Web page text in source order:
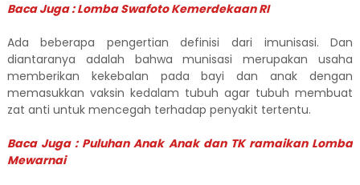
Baca Juga : Lomba Swafoto Kemerdekaan RI
Ada beberapa pengertian definisi dari imunisasi. Dan
diantaranya adalah bahwa munisasi merupakan usaha
memberikan kekebalan pada bayi dan anak dengan
memasukkan vaksin kedalam tubuh agar tubuh membuat
zat anti untuk mencegah terhadap penyakit tertentu.
Baca Juga : Puluhan Anak Anak dan TK ramaikan Lomba
Mewarnai